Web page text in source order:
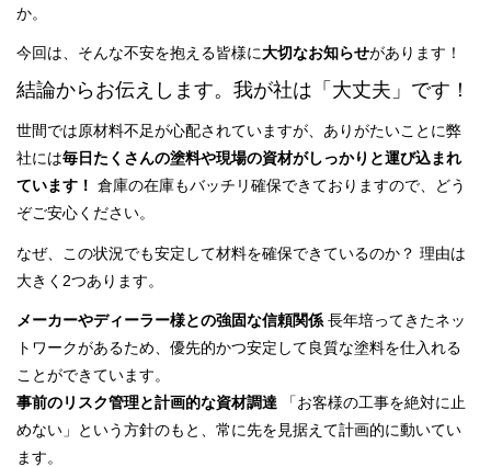
か。
今回は、そんな不安を抱える皆様に大切なお知らせがあります！
結論からお伝えします。我が社は「大丈夫」です！
世間では原材料不足が心配されていますが、ありがたいことに弊
社には毎日たくさんの塗料や現場の資材がしっかりと運び込まれ
ています！ 倉庫の在庫もバッチリ確保できておりますので、どう
ぞご安心ください。
なぜ、この状況でも安定して材料を確保できているのか？ 理由は
大きく2つあります。
メーカーやディーラー様との強固な信頼関係 長年培ってきたネッ
トワークがあるため、優先的かつ安定して良質な塗料を仕入れる
ことができています。
事前のリスク管理と計画的な資材調達 「お客様の工事を絶対に止
めない」という方針のもと、常に先を見据えて計画的に動いてい
ます。